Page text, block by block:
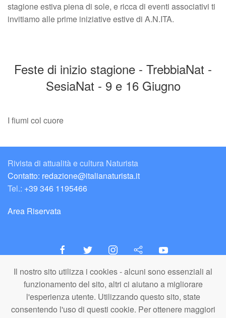
Il nostro sito utilizza i cookies - alcuni sono essenziali al
funzionamento del sito, altri ci aiutano a migliorare
l'esperienza utente. Utilizzando questo sito, state
consentendo l'uso di questi cookie. Per ottenere maggiori
stagione estiva piena di sole, e ricca di eventi associativi ti
invitiamo alle prime iniziative estive di A.N.ITA.
Feste di inizio stagione - TrebbiaNat -
SesiaNat - 9 e 16 Giugno
I fiumi col cuore
Rivista di attualità e cultura Naturista
Contatto: redazione@italianaturista.it
Tel.: +39 346 1195466
Area Riservata
italiaNATURISTA
Editore e Redazione
A.N.ITA. Associazione Naturista Italiana (APS)
C.F. 80203710159